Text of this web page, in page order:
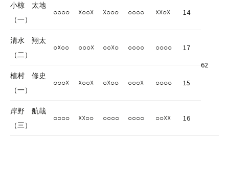
小椋 太地
（一）
○○○○ ☓○○☓ ☓○○○ ○○○○ ☓☓○☓ 14
62
清水 翔太
（二）
○☓○○ ○○○☓ ○○☓○ ○○○○ ○○○○ 17
植村 修史
（一）
○○○☓ ☓○○☓ ○☓○○ ○○○☓ ○○○○ 15
岸野 航哉
（三）
○○○○ ☓☓○○ ○○○○ ○○○○ ○○☓☓ 16